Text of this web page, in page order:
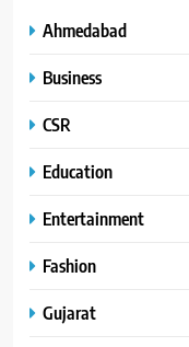
Ahmedabad
Business
CSR
Education
Entertainment
Fashion
Gujarat